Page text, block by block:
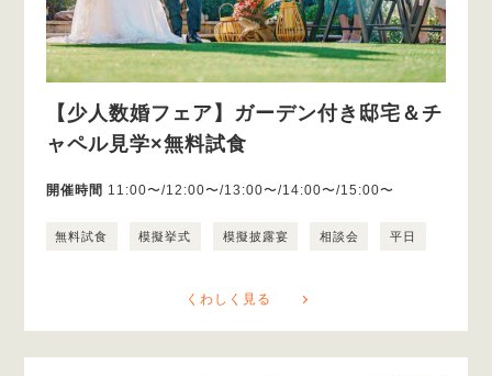
【少人数婚フェア】ガーデン付き邸宅＆チ
ャペル見学×無料試食
開催時間 11:00〜/12:00〜/13:00〜/14:00〜/15:00〜
無料試食 模擬挙式 模擬披露宴 相談会 平日
くわしく見る